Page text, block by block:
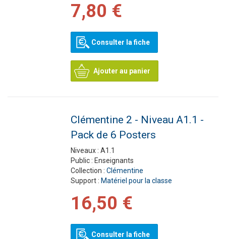
7,80 €
Consulter la fiche
Ajouter au panier
Clémentine 2 - Niveau A1.1 -
Pack de 6 Posters
Niveaux : A1.1
Public : Enseignants
Collection : Clémentine
Support : Matériel pour la classe
16,50 €
Consulter la fiche